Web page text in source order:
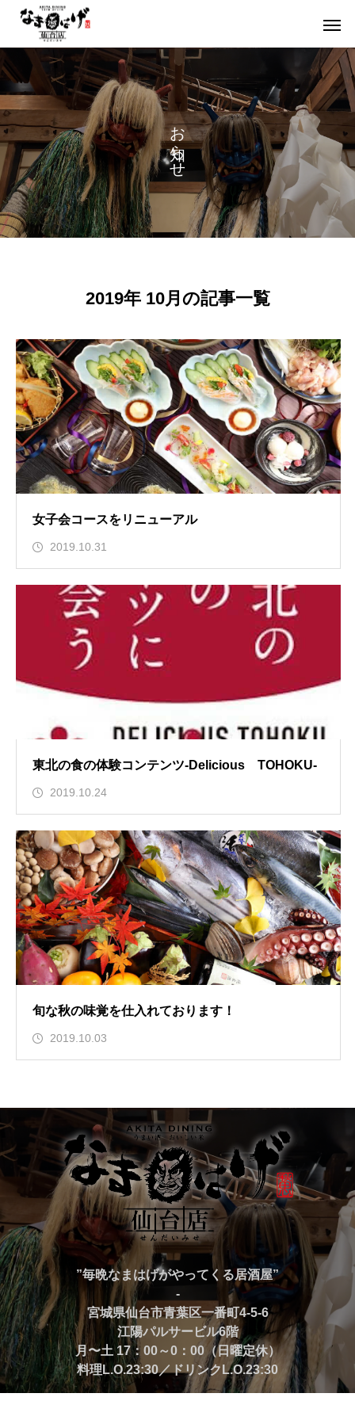
お知らせ
2019年 10月の記事一覧
女子会コースをリニューアル
2019.10.31
東北の食の体験コンテンツ-Delicious TOHOKU-
2019.10.24
旬な秋の味覚を仕入れております！
2019.10.03
”毎晩なまはげがやってくる居酒屋”
-
宮城県仙台市青葉区一番町4-5-6
江陽パルサービル6階
月〜土 17：00～0：00（日曜定休）
料理L.O.23:30／ドリンクL.O.23:30